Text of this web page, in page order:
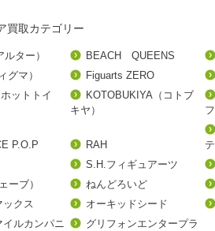
買取カテゴリー
ター） BEACH QUEENS
グマ）
Figuarts ZERO
ットトイ
KOTOBUKIYA（コトブ
キヤ）
P.O.P RAH
S.H.フィギュアーツ
ーブ）
ねんどろいど
ックス
オーキッドシード
イルカンパニ
グリフォンエンタープラ